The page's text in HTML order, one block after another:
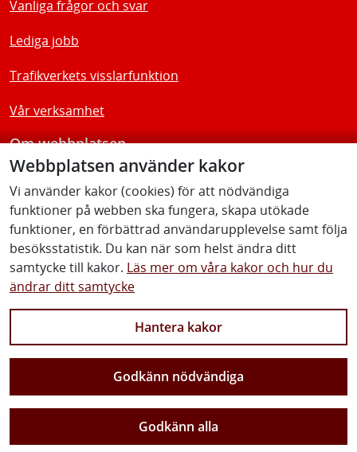
Webbplatsen använder kakor
Vi använder kakor (cookies) för att nödvändiga
funktioner på webben ska fungera, skapa utökade
funktioner, en förbättrad användarupplevelse samt följa
besöksstatistik. Du kan när som helst ändra ditt
samtycke till kakor. Läs mer om våra kakor och hur du
ändrar ditt samtycke
Hantera kakor
Godkänn nödvändiga
Godkänn alla
Vi gör Sverige närmare
Vanliga frågor och svar
Lediga jobb
Trafikverkets visslarfunktion
Vår verksamhet
Om webbplatsen
Tillgänglighetsredogörelse
Följ oss
Facebook Youtube